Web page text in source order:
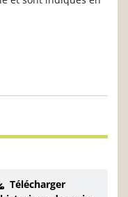
Télécharger